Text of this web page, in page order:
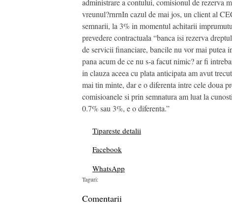
administrare a contului, comisionul de rezerva
vreunul?rnrnIn cazul de mai jos, un client al
semnarii, la 3% in momentul achitarii
prevedere contractuala “banca isi rezerva
de servicii financiare, bancile nu vor mai putea
pana acum de ce nu s-a facut nimic? ar fi
in clauza aceea cu plata anticipata am avut
mai tin minte, dar e o diferenta intre cele doua
comisioanele si prin semnatura am luat la
0.7% sau 3%, e o diferenta.”
Tipareste detalii
Facebook
WhatsApp
Taguri:
Comentarii